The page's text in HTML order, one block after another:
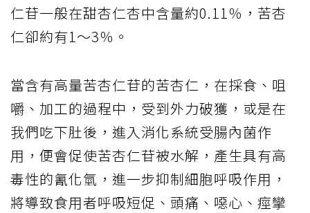
仁苷一般在甜杏仁杏中含量約0.11％，苦杏
仁卻約有1～3％。
當含有高量苦杏仁苷的苦杏仁，在採食、咀
嚼、加工的過程中，受到外力破獲，或是在
我們吃下肚後，進入消化系統受腸內菌作
用，便會促使苦杏仁苷被水解，產生具有高
毒性的氰化氫，進一步抑制細胞呼吸作用，
將導致食用者呼吸短促、頭痛、噁心、痙攣